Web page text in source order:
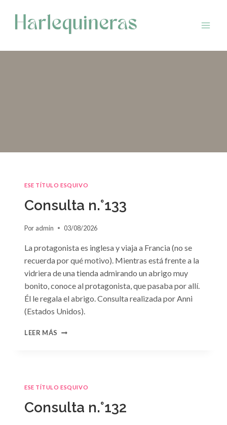
contenido
ESE TÍTULO ESQUIVO
Consulta n.°133
Por admin 03/08/2026
La protagonista es inglesa y viaja a Francia (no se
recuerda por qué motivo). Mientras está frente a la
vidriera de una tienda admirando un abrigo muy
bonito, conoce al protagonista, que pasaba por allí.
Él le regala el abrigo. Consulta realizada por Anni
(Estados Unidos).
LEER MÁS CONSULTA
ESE TÍTULO ESQUIVO
Consulta n.°132